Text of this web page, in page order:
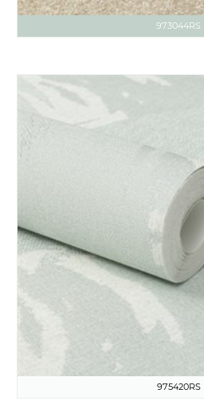
973044RS
975420RS